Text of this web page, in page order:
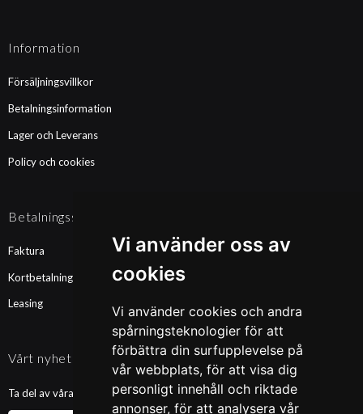
Vi använder oss av
cookies
Vi använder cookies och andra
spårningsteknologier för att
förbättra din surfupplevelse på
vår webbplats, för att visa dig
personligt innehåll och riktade
annonser, för att analysera vår
Information
Försäljningsvillkor
Betalningsinformation
Lager och Leverans
Policy och cookies
Betalningssätt
Faktura
Kortbetalning
Leasing
Vårt nyhetsbrev
Ta del av våra nyheter och kampanjer. Fyll i din mailadress nedan!